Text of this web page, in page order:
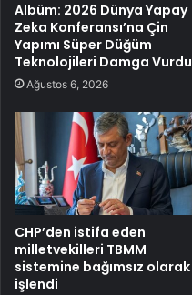
Albüm: 2026 Dünya Yapay
Zeka Konferansı’na Çin
Yapımı Süper Düğüm
Teknolojileri Damga Vurdu
Ağustos 6, 2026
CHP’den istifa eden
milletvekilleri TBMM
sistemine bağımsız olarak
işlendi